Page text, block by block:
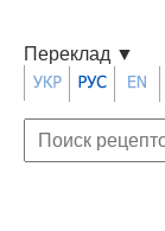
Переклад ▼